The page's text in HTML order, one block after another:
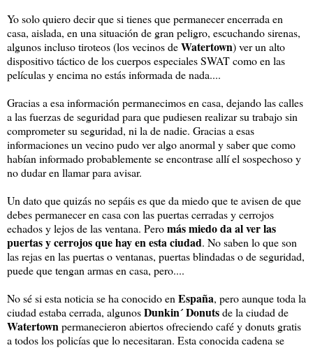
Yo solo quiero decir que si tienes que permanecer encerrada en
casa, aislada, en una situación de gran peligro, escuchando sirenas,
algunos incluso tiroteos (los vecinos deWatertown) ver un alto
dispositivo táctico de los cuerpos especiales SWAT como en las
películas y encima no estás informada de nada....
Gracias a esa información permanecimos en casa, dejando las calles
a las fuerzas de seguridad para que pudiesen realizar su trabajo sin
comprometer su seguridad, ni la de nadie. Gracias a esas
informaciones un vecino pudo ver algo anormal y saber que como
habían informado probablemente se encontrase allí el sospechoso y
no dudar en llamar para avisar.
Un dato que quizás no sepáis es que da miedo que te avisen de que
debes permanecer en casa con las puertas cerradas y cerrojos
echados y lejos de las ventana. Peromás miedo da al ver las
puertas y cerrojos que hay en esta ciudad. No saben lo que son
las rejas en las puertas o ventanas, puertas blindadas o de seguridad,
puede que tengan armas en casa, pero....
No sé si esta noticia se ha conocido en España, pero aunque toda la
ciudad estaba cerrada, algunosDunkin´ Donutsde la ciudad de
Watertownpermanecieron abiertos ofreciendo café y donuts gratis
a todos los policías que lo necesitaran. Esta conocida cadena se